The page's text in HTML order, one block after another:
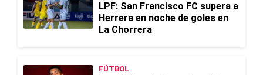
LPF: San Francisco FC supera a
Herrera en noche de goles en
La Chorrera
FÚTBOL